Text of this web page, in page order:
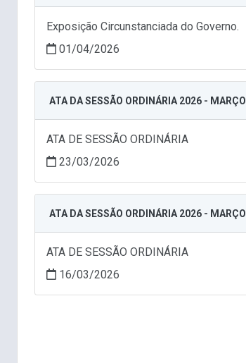
Exposição Circunstanciada do Governo.
01/04/2026
ATA DA SESSÃO ORDINÁRIA 2026 - MARÇO
ATA DE SESSÃO ORDINÁRIA
23/03/2026
ATA DA SESSÃO ORDINÁRIA 2026 - MARÇO
ATA DE SESSÃO ORDINÁRIA
16/03/2026